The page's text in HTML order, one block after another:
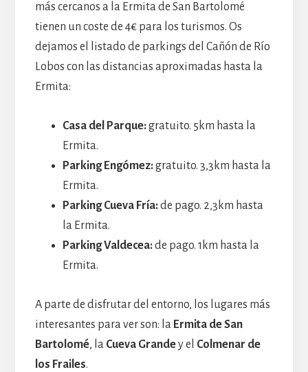
más cercanos a la Ermita de San Bartolomé
tienen un coste de 4€ para los turismos. Os
dejamos el listado de parkings del Cañón de Río
Lobos con las distancias aproximadas hasta la
Ermita:
Casa del Parque:gratuito. 5km hasta la
Ermita.
Parking Engómez:gratuito. 3,3km hasta la
Ermita.
Parking Cueva Fría:de pago. 2,3km hasta
la Ermita.
Parking Valdecea:de pago. 1km hasta la
Ermita.
A parte de disfrutar del entorno, los lugares más
interesantes para ver son: la Ermita de San
Bartolomé, la Cueva Grandey el Colmenar de
los Frailes.